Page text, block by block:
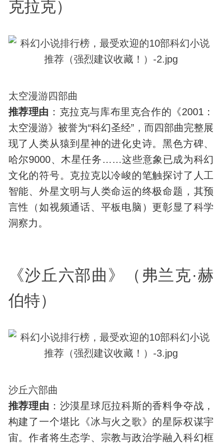
克拉克）
太空漫游四部曲
推荐理由 ：克拉克与库布里克合作的《2001：
太空漫游》被誉为“科幻圣经”，而四部曲完整展
现了人类从猿到星神的进化史诗。黑色方碑、
哈尔9000、木星任务……这些意象已成为科幻
文化的符号。克拉克以冷峻的笔触探讨了人工
智能、外星文明与人类命运的终极命题，其预
言性（如视频通话、平板电脑）更彰显了科学
洞察力。
《沙丘六部曲》（弗兰克·赫
伯特）
沙丘六部曲
推荐理由 ：沙漠星球厄拉科斯的香料争夺战，
构建了一个堪比《冰与火之歌》的星际权谋宇
宙。作者将生态学、宗教与政治学融入科幻框